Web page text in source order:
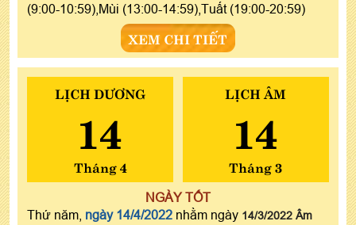
(9:00-10:59),Mùi (13:00-14:59),Tuất (19:00-20:59)
XEM CHI TIẾT
LỊCH DƯƠNG
14
Tháng 4
LỊCH ÂM
14
Tháng 3
NGÀY TỐT
Thứ năm, ngày 14/4/2022 nhằm ngày 14/3/2022 Âm